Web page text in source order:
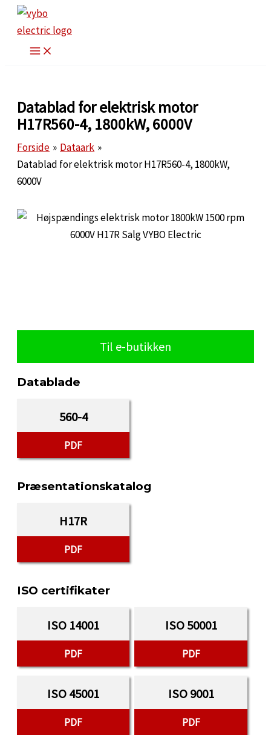
indholdet
Datablad for elektrisk motor
H17R560-4, 1800kW, 6000V
Forside
Dataark
Datablad for elektrisk motor H17R560-4, 1800kW,
6000V
Til e-butikken
Datablade
560-4
PDF
Præsentationskatalog
H17R
PDF
ISO certifikater
ISO 14001
PDF
ISO 50001
PDF
ISO 45001
PDF
ISO 9001
PDF